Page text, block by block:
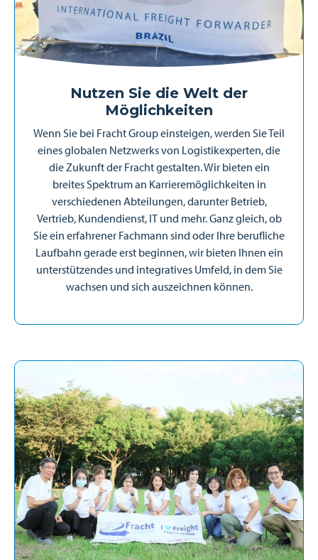
Nutzen Sie die Welt der
Möglichkeiten
Wenn Sie bei Fracht Group einsteigen, werden Sie Teil
eines globalen Netzwerks von Logistikexperten, die
die Zukunft der Fracht gestalten. Wir bieten ein
breites Spektrum an Karrieremöglichkeiten in
verschiedenen Abteilungen, darunter Betrieb,
Vertrieb, Kundendienst, IT und mehr. Ganz gleich, ob
Sie ein erfahrener Fachmann sind oder Ihre berufliche
Laufbahn gerade erst beginnen, wir bieten Ihnen ein
unterstützendes und integratives Umfeld, in dem Sie
wachsen und sich auszeichnen können.